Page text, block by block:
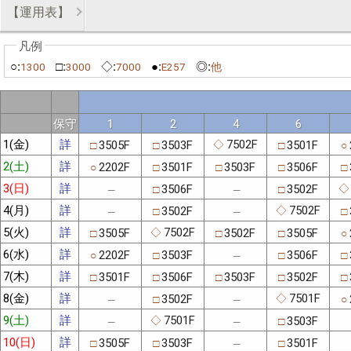
【運用表】
○:1300 □:3000 ◇:7000 ●:E257 ◎:他
保守 1 2 4
6
1(金)
詳 □3505F □3503F ◇ 7502F □3501F ○
2(土)
詳 ○2202F □3501F □3503F □3506F □
3(日)
詳 ─ □3506F ─ □3502F ◇
4(月) 詳 ─ □3502F ─ ◇ 7502F □
5(火)
詳 □3505F ◇ 7502F □3502F □3505F ○
6(水)
詳 ○2202F □3503F ─ □3506F □
7(木)
詳 □3501F □3506F □3503F □3502F □
8(金)
詳 ─ □3502F ─ ◇ 7501F ○
9(土)
詳 ─ ◇ 7501F ─ □3503F
10(日)
詳 □3505F □3503F ─ □3501F